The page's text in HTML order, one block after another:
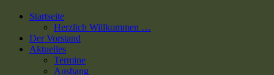
Startseite
Herzlich Willkommen …
Der Vorstand
Aktuelles
Termine
Aushang